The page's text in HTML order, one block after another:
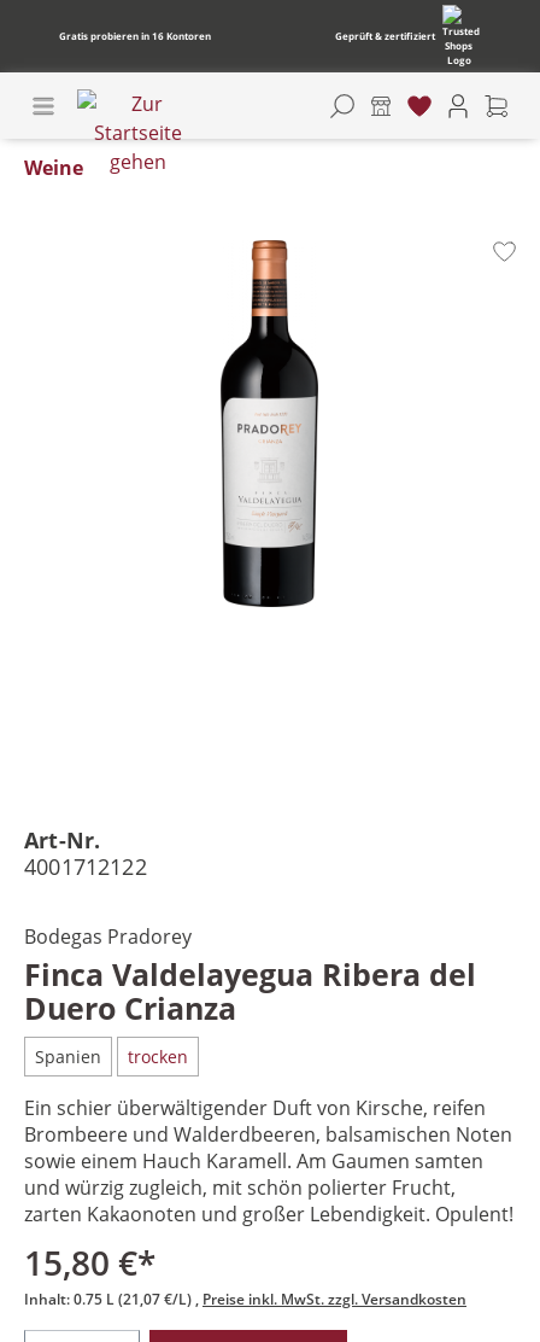
Gratis probieren in 16 Kontoren Geprüft & zertifiziert
Weine
Art-Nr.
4001712122
Bodegas Pradorey
Finca Valdelayegua Ribera del
Duero Crianza
Spanien trocken
Ein schier überwältigender Duft von Kirsche, reifen
Brombeere und Walderdbeeren, balsamischen Noten
sowie einem Hauch Karamell. Am Gaumen samten
und würzig zugleich, mit schön polierter Frucht,
zarten Kakaonoten und großer Lebendigkeit. Opulent!
15,80 €*
Inhalt:0.75 L(21,07 €/L) Preise inkl. MwSt. zzgl. Versandkosten